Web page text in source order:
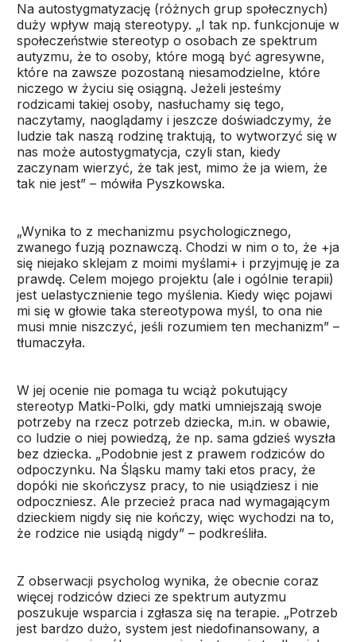
Na autostygmatyzację (różnych grup społecznych)
duży wpływ mają stereotypy. „I tak np. funkcjonuje w
społeczeństwie stereotyp o osobach ze spektrum
autyzmu, że to osoby, które mogą być agresywne,
które na zawsze pozostaną niesamodzielne, które
niczego w życiu się osiągną. Jeżeli jesteśmy
rodzicami takiej osoby, nasłuchamy się tego,
naczytamy, naoglądamy i jeszcze doświadczymy, że
ludzie tak naszą rodzinę traktują, to wytworzyć się w
nas może autostygmatycja, czyli stan, kiedy
zaczynam wierzyć, że tak jest, mimo że ja wiem, że
tak nie jest” – mówiła Pyszkowska.
„Wynika to z mechanizmu psychologicznego,
zwanego fuzją poznawczą. Chodzi w nim o to, że +ja
się niejako sklejam z moimi myślami+ i przyjmuję je za
prawdę. Celem mojego projektu (ale i ogólnie terapii)
jest uelastycznienie tego myślenia. Kiedy więc pojawi
mi się w głowie taka stereotypowa myśl, to ona nie
musi mnie niszczyć, jeśli rozumiem ten mechanizm” –
tłumaczyła.
W jej ocenie nie pomaga tu wciąż pokutujący
stereotyp Matki-Polki, gdy matki umniejszają swoje
potrzeby na rzecz potrzeb dziecka, m.in. w obawie,
co ludzie o niej powiedzą, że np. sama gdzieś wyszła
bez dziecka. „Podobnie jest z prawem rodziców do
odpoczynku. Na Śląsku mamy taki etos pracy, że
dopóki nie skończysz pracy, to nie usiądziesz i nie
odpoczniesz. Ale przecież praca nad wymagającym
dzieckiem nigdy się nie kończy, więc wychodzi na to,
że rodzice nie usiądą nigdy” – podkreśliła.
Z obserwacji psycholog wynika, że obecnie coraz
więcej rodziców dzieci ze spektrum autyzmu
poszukuje wsparcia i zgłasza się na terapie. „Potrzeb
jest bardzo dużo, system jest niedofinansowany, a